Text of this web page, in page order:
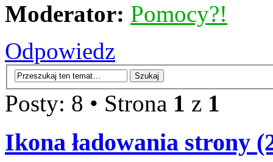
Moderator: Pomocy?!
Odpowiedz
Posty: 8 • Strona 1 z 1
Ikona ładowania strony